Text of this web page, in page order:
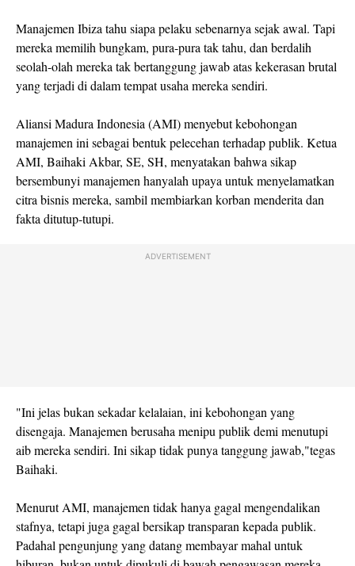
Manajemen Ibiza tahu siapa pelaku sebenarnya sejak awal. Tapi
mereka memilih bungkam, pura-pura tak tahu, dan berdalih
seolah-olah mereka tak bertanggung jawab atas kekerasan brutal
yang terjadi di dalam tempat usaha mereka sendiri.
Aliansi Madura Indonesia (AMI) menyebut kebohongan
manajemen ini sebagai bentuk pelecehan terhadap publik. Ketua
AMI, Baihaki Akbar, SE, SH, menyatakan bahwa sikap
bersembunyi manajemen hanyalah upaya untuk menyelamatkan
citra bisnis mereka, sambil membiarkan korban menderita dan
fakta ditutup-tutupi.
ADVERTISEMENT
"Ini jelas bukan sekadar kelalaian, ini kebohongan yang
disengaja. Manajemen berusaha menipu publik demi menutupi
aib mereka sendiri. Ini sikap tidak punya tanggung jawab,"tegas
Baihaki.
Menurut AMI, manajemen tidak hanya gagal mengendalikan
stafnya, tetapi juga gagal bersikap transparan kepada publik.
Padahal pengunjung yang datang membayar mahal untuk